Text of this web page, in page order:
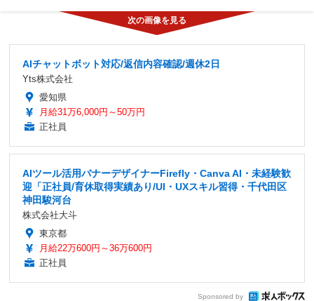
AIチャットボット対応/返信内容確認/週休2日
Yts株式会社
愛知県
月給31万6,000円～50万円
正社員
AIツール活用バナーデザイナーFirefly・Canva AI・未経験歓
迎「正社員/育休取得実績あり/UI・UXスキル習得・千代田区
神田駿河台
株式会社大斗
東京都
月給22万600円～36万600円
正社員
Sponsored by